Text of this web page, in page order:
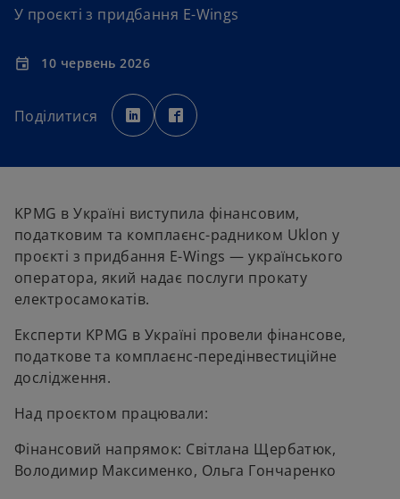
У проєкті з придбання E-Wings
event 10 червень 2026
Поділитися
o
p
e
n
t
b
p
e
t
b
KPMG в Україні виступила фінансовим,
податковим та комплаєнс-радником Uklon у
проєкті з придбання E-Wings — українського
оператора, який надає послуги прокату
електросамокатів.
Експерти KPMG в Україні провели фінансове,
податкове та комплаєнс-передінвестиційне
дослідження.
Над проєктом працювали:
Фінансовий напрямок: Світлана Щербатюк,
Володимир Максименко, Ольга Гончаренко